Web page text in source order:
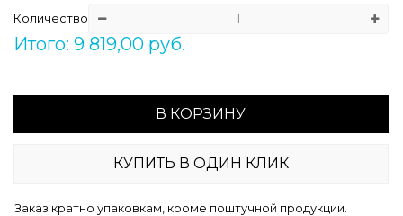
Количество
Итого: 9 819,00 руб.
В КОРЗИНУ
КУПИТЬ В ОДИН КЛИК
Заказ кратно упаковкам, кроме поштучной продукции.